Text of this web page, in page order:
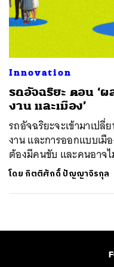
Innovation
รถอัจฉริยะ ตอน ‘
งาน และเมือง’
รถอัจฉริยะจะเข้ามาเป
งาน และการออกแบบเมื
ต้องมีคนขับ และคนอาจ
โดย กิตติศักดิ์ ปัญญาจิรกุล
ค้นหา